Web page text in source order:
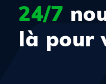
24/7
là pour